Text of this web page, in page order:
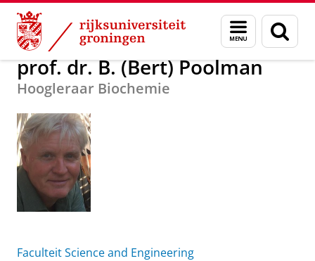
Skip
Content
Skip
Navigation
Menu
en
zoeken
Over ons prof. dr. B. (Bert) Poolman
prof. dr. B. (Bert) Poolman
Hoogleraar Biochemie
Faculteit Science and Engineering